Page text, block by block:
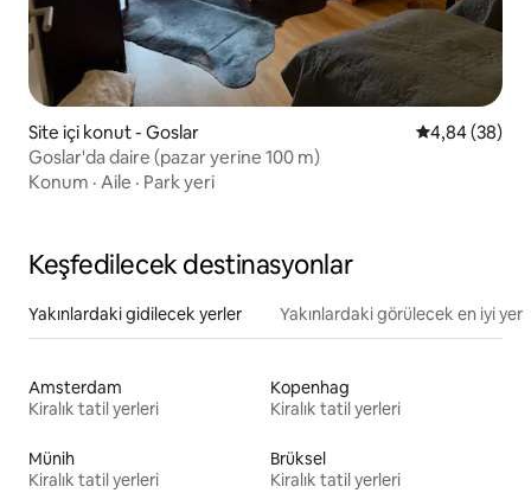
Site içi konut - Goslar 5 üzerinden
4,84 (38)
Goslar'da daire (pazar yerine 100 m)
Konum · Aile · Park yeri
Keşfedilecek destinasyonlar
Yakınlardaki gidilecek yerler Yakınlardaki görülecek en iyi
Amsterdam
Kiralık tatil yerleri
Kopenhag
Kiralık tatil yerleri
Münih
Kiralık tatil yerleri
Brüksel
Kiralık tatil yerleri